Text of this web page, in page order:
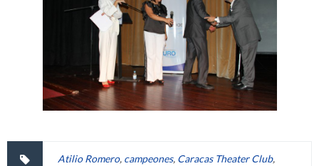
Atilio Romero, campeones, Caracas Theater Club,